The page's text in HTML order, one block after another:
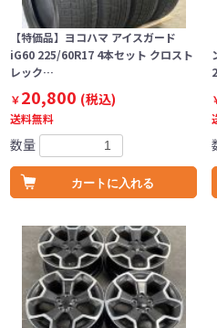
【特価品】ヨコハマ アイスガード
iG60 225/60R17 4本セット クロスト
レック…
￥20,800 (税込)
送料無料
数量
カートに入れる